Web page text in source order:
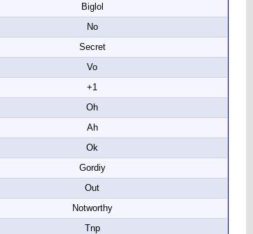
Biglol
No
Secret
Vo
+1
Oh
Ah
Ok
Gordiy
Out
Notworthy
Tnp